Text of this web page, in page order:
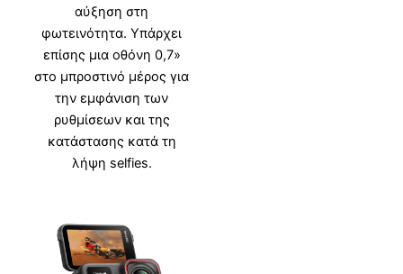
αύξηση στη
φωτεινότητα. Υπάρχει
επίσης μια οθόνη 0,7»
στο μπροστινό μέρος για
την εμφάνιση των
ρυθμίσεων και της
κατάστασης κατά τη
λήψη selfies.